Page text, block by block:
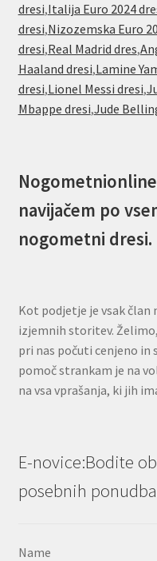
dresi,Italija Euro 2024
dresi,Nizozemska Euro
dresi,Real Madrid dres,
Haaland dresi,Lamine
dresi,Lionel Messi dresi,
Mbappe dresi,Jude
navijačem po
nogometni dresi.
Kot podjetje je vsak član
izjemnih storitev.
pri nas počuti cenjeno in
pomoč strankam je na
na vsa vprašanja, ki jih
E-novice:Bodite
posebnih
Name